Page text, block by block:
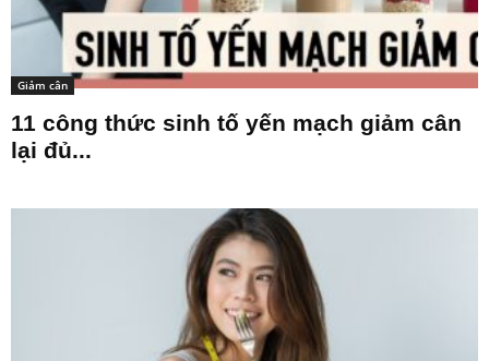
Giảm cân
11 công thức sinh tố yến mạch giảm cân
lại đủ...